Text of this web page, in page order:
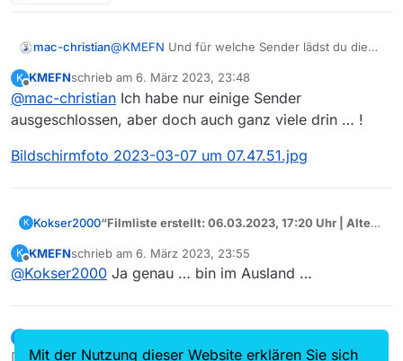
mac-christian@KMEFN Und für welche Sender lädst du die
K KMEFNschrieb am 6. März 2023, 23:48
zuletzt editiert von
@mac-christian Ich habe nur einige Sender
ausgeschlossen, aber doch auch ganz viele drin … !
Bildschirmfoto 2023-03-07 um 07.47.51.jpg
K Kokser2000“Filmliste erstellt: 06.03.2023, 17:20 Uhr | Alter:
Wie kannst du heute um 11:39 Uhr schon die
Filmliste von 17:20 Uhr haben? Da stimmt doch
K
Offline
KMEFNschrieb am 6. März 2023, 23:55
zuletzt editiert von
@Kokser2000 Ja genau … bin im Ausland …
Offline
Mit der Nutzung dieser Website erklären Sie sich